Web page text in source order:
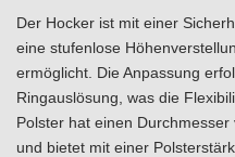
Der Hocker ist mit einer
eine stufenlose
ermöglicht. Die Anpassung
Ringauslösung, was die
Polster hat einen
und bietet mit einer